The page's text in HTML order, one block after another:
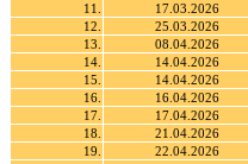
11.
17.03.2026
12.
25.03.2026
13.
08.04.2026
14.
14.04.2026
15.
14.04.2026
16.
16.04.2026
17.
17.04.2026
18.
21.04.2026
19.
22.04.2026